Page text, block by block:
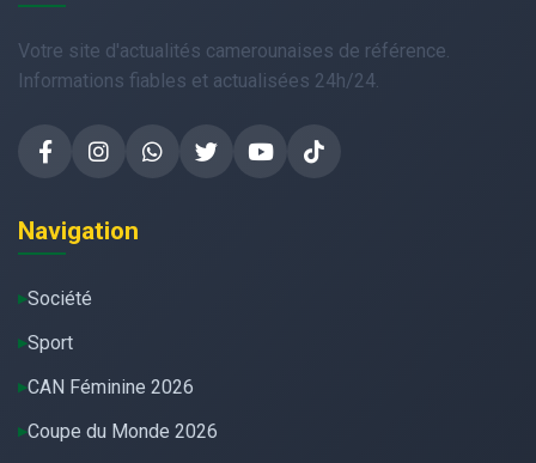
Votre site d'actualités camerounaises de référence.
Informations fiables et actualisées 24h/24.
Navigation
Société
Sport
CAN Féminine 2026
Coupe du Monde 2026